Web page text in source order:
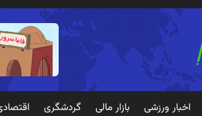
اخبار ورزشی بازار مالی گردشگری